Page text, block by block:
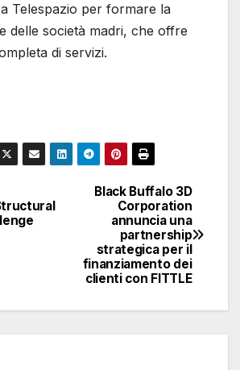
Telespazio per formare la
delle società madri, che offre
di servizi.
Black Buffalo 3D
Corporation
annuncia una
partnership
strategica per il
finanziamento dei
clienti con FITTLE